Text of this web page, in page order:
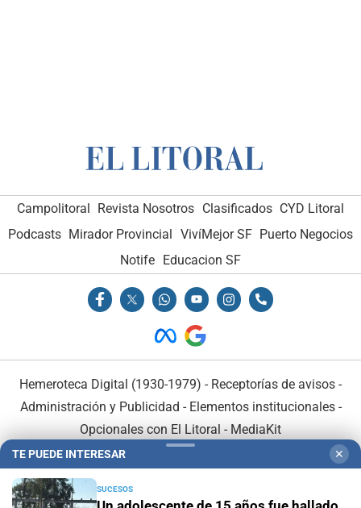
Campolitoral Revista Nosotros Clasificados CYD Litoral
Podcasts Mirador Provincial VivíMejor SF Puerto Negocios
Notife
Educacion SF
Hemeroteca Digital (1930-1979) - Receptorías de avisos -
Administración y Publicidad - Elementos institucionales-
Opcionales con El Litoral - MediaKit
TE PUEDE INTERESAR ✕
SUCESOS